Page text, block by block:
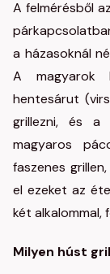
A felmérésből
a házasoknál
A magyarok
hentesárut
grillezni, és a
magyaros
faszenes
el ezeket az
két alkalommal,
Milyen húst